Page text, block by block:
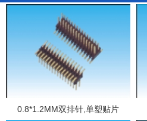
0.8*1.2MM双排针,单塑贴片